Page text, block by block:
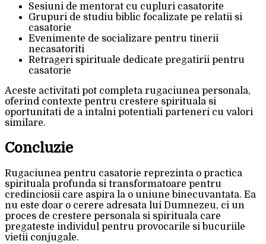
Sesiuni de mentorat cu cupluri casatorite
Grupuri de studiu biblic focalizate pe relatii si
casatorie
Evenimente de socializare pentru tinerii
necasatoriti
Retrageri spirituale dedicate pregatirii pentru
casatorie
Aceste activitati pot completa rugaciunea personala,
oferind contexte pentru crestere spirituala si
oportunitati de a intalni potentiali parteneri cu valori
similare.
Concluzie
Rugaciunea pentru casatorie reprezinta o practica
spirituala profunda si transformatoare pentru
credinciosii care aspira la o uniune binecuvantata. Ea
nu este doar o cerere adresata lui Dumnezeu, ci un
proces de crestere personala si spirituala care
pregateste individul pentru provocarile si bucuriile
vietii conjugale.